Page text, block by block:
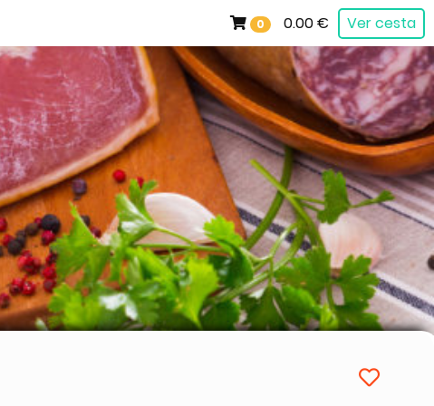
0 0.00 € Ver cesta